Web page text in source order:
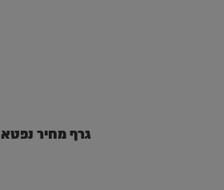
גרף מחיר נפטא